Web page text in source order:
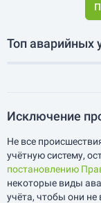
Топ аварийных
Исключение
Не все
учётную систему,
постановлению
некоторые виды
учёта, чтобы они